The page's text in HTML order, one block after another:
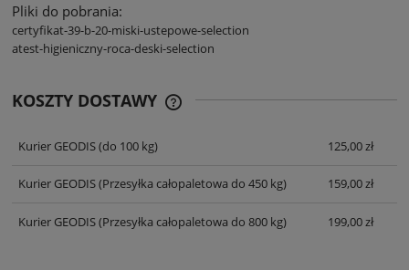
Pliki do pobrania:
certyfikat-39-b-20-miski-ustepowe-selection
atest-higieniczny-roca-deski-selection
KOSZTY DOSTAWY
Kurier GEODIS(do 100 kg) 125,00 zł
Kurier GEODIS(Przesyłka całopaletowa do 450 kg) 159,00 zł
Kurier GEODIS(Przesyłka całopaletowa do 800 kg) 199,00 zł